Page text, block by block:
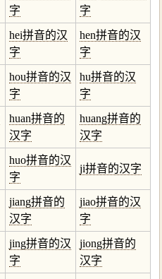
字
字
hei拼音的汉
字
hen拼音的汉
字
hou拼音的汉
字
hu拼音的汉
字
huan拼音的
汉字
huang拼音的
汉字
huo拼音的汉
字
ji拼音的汉字
jiang拼音的
汉字
jiao拼音的汉
字
jing拼音的汉
字
jiong拼音的
汉字